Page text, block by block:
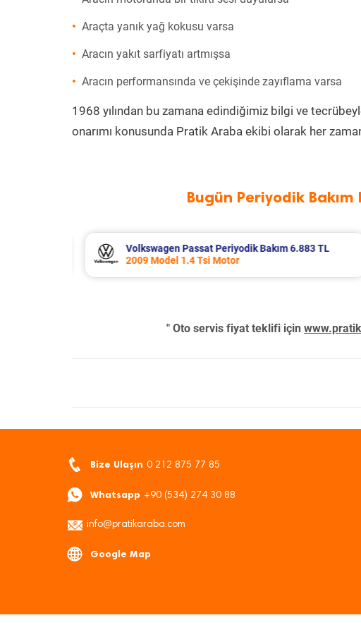
Araçta yanık yağ kokusu varsa
Aracın yakıt sarfiyatı artmışsa
Aracın performansında ve çekişinde zayıflama varsa
1968 yılından bu zamana edindiğimiz bilgi ve
onarımı konusunda Pratik Araba ekibi olarak her zaman
Bugün Periyodik
Citroen C4 X Periyodik Bakım 8.370 TL
2024 Model 1.2 Puretech Motor
" Oto servis fiyat teklifi için
Bize Ulaşın 0 212 875 77 85
Whatsapp +90 (534) 274 30 88
info@pratikaraba.com
Google Map